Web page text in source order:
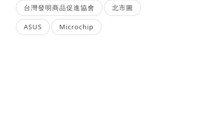
台灣發明商品促進協會 北市圖
ASUS Microchip